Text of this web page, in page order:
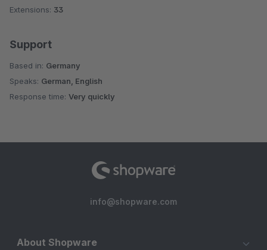
Extensions: 33
Support
Based in: Germany
Speaks: German, English
Response time: Very quickly
info@shopware.com
About Shopware